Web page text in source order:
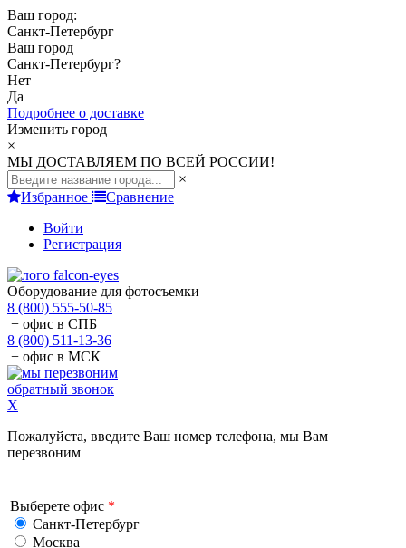
Ваш город:
Санкт-Петербург
Ваш город
Санкт-Петербург?
Нет
Да
Подробнее о доставке
Изменить город
×
МЫ ДОСТАВЛЯЕМ ПО ВСЕЙ РОССИИ!
×
Избранное
Сравнение
Войти
Регистрация
Оборудование для фотосъемки
8 (800) 555-50-85
− офис в СПБ
8 (800) 511-13-36
− офис в МСК
обратный звонок
X
Пожалуйста, введите Ваш номер телефона, мы Вам
перезвоним
Выберете офис *
Санкт-Петербург
Москва